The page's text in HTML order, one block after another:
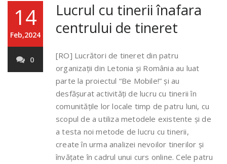
14
Feb,2024
0
Lucrul cu tinerii înafara
centrului de tineret
[RO] Lucrători de tineret din patru
organizații din Letonia și România au luat
parte la proiectul “Be Mobile!” și au
desfășurat activități de lucru cu tinerii în
comunitățile lor locale timp de patru luni, cu
scopul de a utiliza metodele existente și de
a testa noi metode de lucru cu tinerii,
create în urma analizei nevoilor tinerilor și
învățate în cadrul unui curs online. Cele patru